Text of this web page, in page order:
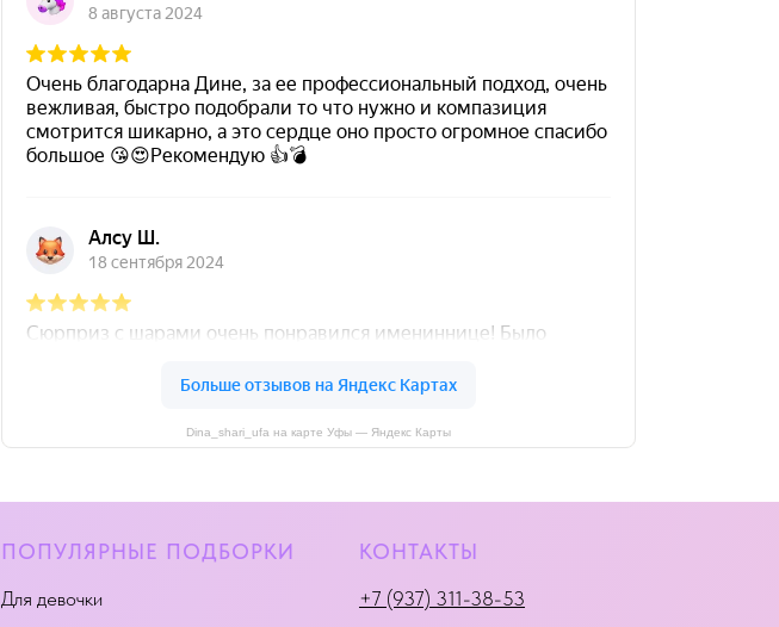
Dina_shari_ufa на карте Уфы — Яндекс Карты
ПОПУЛЯРНЫЕ ПОДБОРКИ
Для девочки
КОНТАКТЫ
+7 (937) 311-38-53